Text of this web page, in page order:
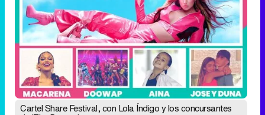
Cartel Share Festival, con Lola Índigo y los concursantes